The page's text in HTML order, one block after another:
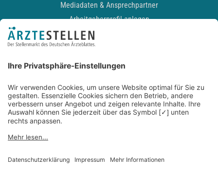
Mediadaten & Ansprechpartner
Arbeitgeberprofil anlegen
Recruiting-Podcast
Kontakt
Datenschutz
Newsletter